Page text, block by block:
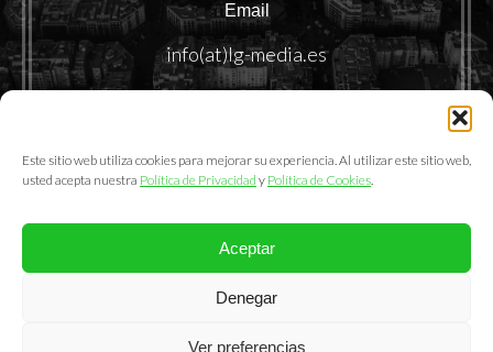
Este sitio web utiliza cookies para mejorar su experiencia. Al utilizar este sitio web,
usted acepta nuestra Política de Privacidad y Política de Cookies.
Aceptar
Denegar
Ver preferencias
Email
info(at)lg-media.es
@2025. LemonGrass Communications S.L.